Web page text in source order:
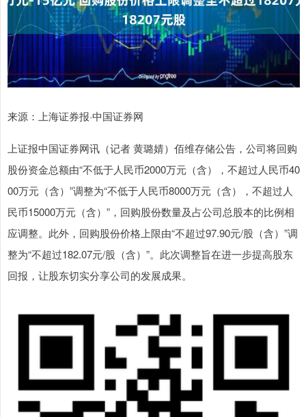
来源：上海证券报·中国证券网
上证报中国证券网讯（记者 黄璐婧）佰维存储公告，公司将回购
股份资金总额由“不低于人民币2000万元（含），不超过人民币40
00万元（含）”调整为“不低于人民币8000万元（含），不超过人
民币15000万元（含）”，回购股份数量及占公司总股本的比例相
应调整。此外，回购股份价格上限由“不超过97.90元/股（含）”调
整为“不超过182.07元/股（含）”。此次调整旨在进一步提高股东
回报，让股东切实分享公司的发展成果。